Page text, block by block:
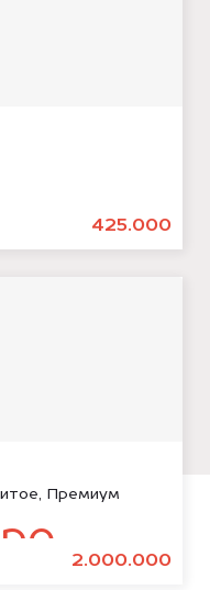
425.000
Премиум
2.000.000